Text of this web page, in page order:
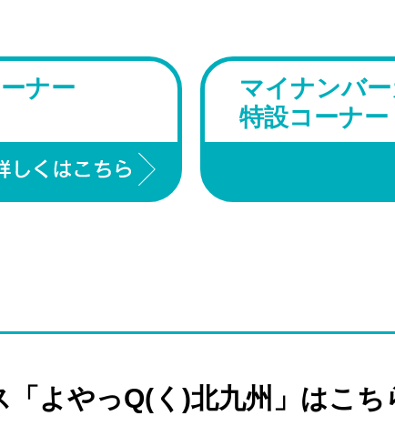
ナー
マイナンバ
特設コーナー
「よやっQ(く)北九州」はこち